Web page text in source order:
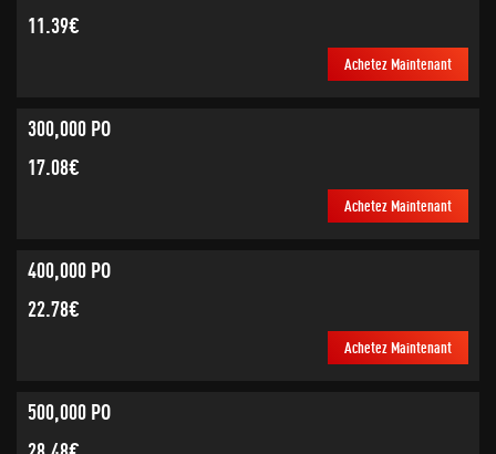
11.39€
Achetez Maintenant
300,000 PO
17.08€
Achetez Maintenant
400,000 PO
22.78€
Achetez Maintenant
500,000 PO